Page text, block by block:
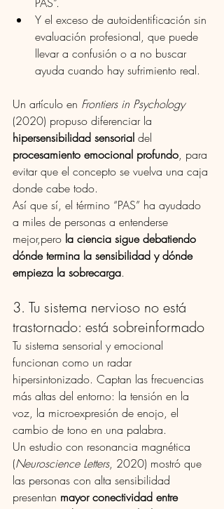
Y el exceso de autoidentificación sin
evaluación profesional, que puede
llevar a confusión o a no buscar
ayuda cuando hay sufrimiento real.
Un artículo en Frontiers in Psychology
(2020) propuso diferenciar la
hipersensibilidad sensorial del
procesamiento emocional profundo, para
evitar que el concepto se vuelva una caja
donde cabe todo.
Así que sí, el término “PAS” ha ayudado
a miles de personas a entenderse
mejor,pero la ciencia sigue debatiendo
dónde termina la sensibilidad y dónde
empieza la sobrecarga.
3. Tu sistema nervioso no está
trastornado: está sobreinformado
Tu sistema sensorial y emocional
funcionan como un radar
hipersintonizado. Captan las frecuencias
más altas del entorno: la tensión en la
voz, la microexpresión de enojo, el
cambio de tono en una palabra.
Un estudio con resonancia magnética
(Neuroscience Letters, 2020) mostró que
las personas con alta sensibilidad
presentan mayor conectividad entre